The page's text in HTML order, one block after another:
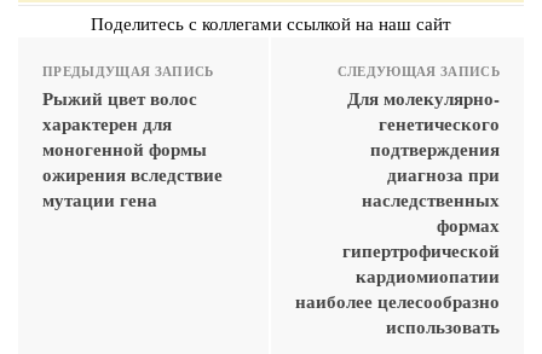
Поделитесь с коллегами ссылкой на наш сайт
ПРЕДЫДУЩАЯ ЗАПИСЬ
Рыжий цвет волос
характерен для
моногенной формы
ожирения вследствие
мутации гена
СЛЕДУЮЩАЯ ЗАПИСЬ
Для молекулярно-
генетического
подтверждения
диагноза при
наследственных
формах
гипертрофической
кардиомиопатии
наиболее целесообразно
использовать